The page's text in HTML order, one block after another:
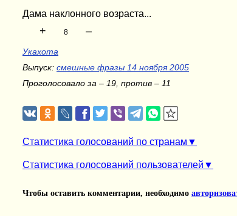
Дама наклонного возраста...
+ 8 –
Укахота
Выпуск: смешные фразы 14 ноября 2005
Проголосовало за – 19, против – 11
Статистика голосований по странам
Статистика голосований пользователей
Чтобы оставить комментарии, необходимо